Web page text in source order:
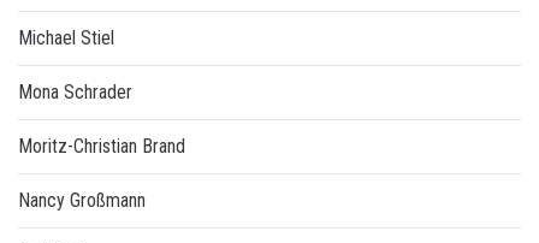
Michael Stiel
Mona Schrader
Moritz-Christian Brand
Nancy Großmann